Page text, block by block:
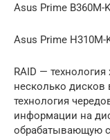
Asus Prime B360M-K
Asus Prime H310M-
RAID —
несколько
технология
информации на
обрабатывающую